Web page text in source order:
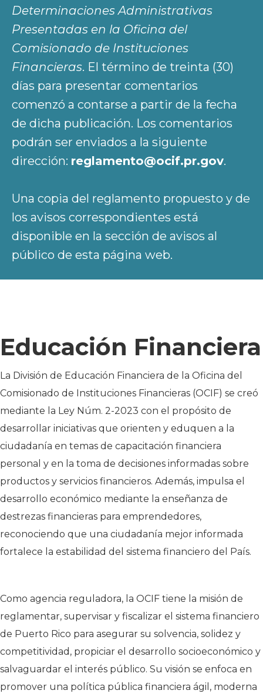
Determinaciones Administrativas
Presentadas en la Oficina del
Comisionado de Instituciones
Financieras. El término de treinta (30)
días para presentar comentarios
comenzó a contarse a partir de la fecha
de dicha publicación. Los comentarios
podrán ser enviados a la siguiente
dirección: reglamento@ocif.pr.gov.
Una copia del reglamento propuesto y de
los avisos correspondientes está
disponible en la sección de avisos al
público de esta página web.
Educación Financiera
La División de Educación Financiera de la Oficina del
Comisionado de Instituciones Financieras (OCIF) se creó
mediante la Ley Núm. 2-2023 con el propósito de
desarrollar iniciativas que orienten y eduquen a la
ciudadanía en temas de capacitación financiera
personal y en la toma de decisiones informadas sobre
productos y servicios financieros. Además, impulsa el
desarrollo económico mediante la enseñanza de
destrezas financieras para emprendedores,
reconociendo que una ciudadanía mejor informada
fortalece la estabilidad del sistema financiero del País.
Como agencia reguladora, la OCIF tiene la misión de
reglamentar, supervisar y fiscalizar el sistema financiero
de Puerto Rico para asegurar su solvencia, solidez y
competitividad, propiciar el desarrollo socioeconómico y
salvaguardar el interés público. Su visión se enfoca en
promover una política pública financiera ágil, moderna